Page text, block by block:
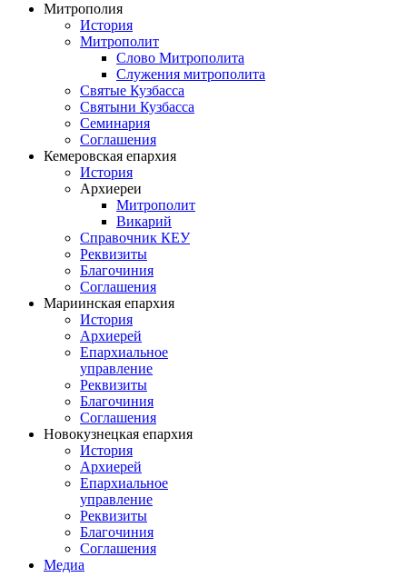
Митрополия
История
Митрополит
Слово Митрополита
Служения митрополита
Святые Кузбасса
Святыни Кузбасса
Семинария
Соглашения
Кемеровская епархия
История
Архиереи
Митрополит
Викарий
Справочник КЕУ
Реквизиты
Благочиния
Соглашения
Мариинская епархия
История
Архиерей
Епархиальное
управление
Реквизиты
Благочиния
Соглашения
Новокузнецкая епархия
История
Архиерей
Епархиальное
управление
Реквизиты
Благочиния
Соглашения
Медиа